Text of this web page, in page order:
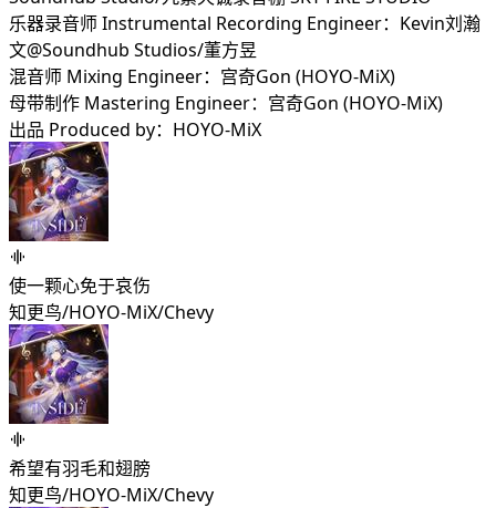
乐器录音师 Instrumental Recording Engineer：Kevin刘瀚
文@Soundhub Studios/董方昱
混音师 Mixing Engineer：宫奇Gon (HOYO-MiX)
母带制作 Mastering Engineer：宫奇Gon (HOYO-MiX)
出品 Produced by：HOYO-MiX
使一颗心免于哀伤
知更鸟/HOYO-MiX/Chevy
希望有羽毛和翅膀
知更鸟/HOYO-MiX/Chevy